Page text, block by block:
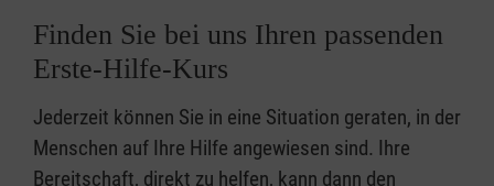
Finden Sie bei uns Ihren passenden
Erste-Hilfe-Kurs
Jederzeit können Sie in eine Situation geraten, in der
Menschen auf Ihre Hilfe angewiesen sind. Ihre
Bereitschaft, direkt zu helfen, kann dann den